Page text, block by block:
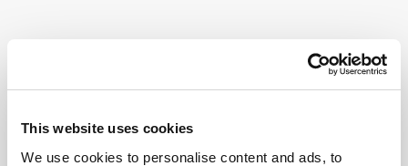
This website uses cookies
We use cookies to personalise content and ads, to